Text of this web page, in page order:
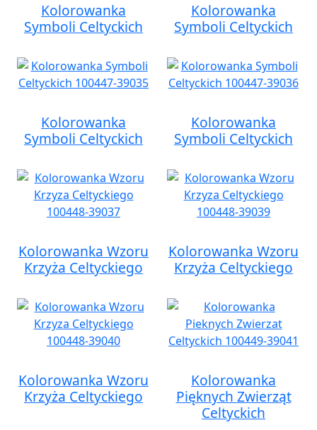
Kolorowanka
Symboli Celtyckich
Kolorowanka
Symboli Celtyckich
Kolorowanka
Symboli Celtyckich
Kolorowanka
Symboli Celtyckich
Kolorowanka Wzoru
Krzyża Celtyckiego
Kolorowanka Wzoru
Krzyża Celtyckiego
Kolorowanka Wzoru
Krzyża Celtyckiego
Kolorowanka
Pięknych Zwierząt
Celtyckich